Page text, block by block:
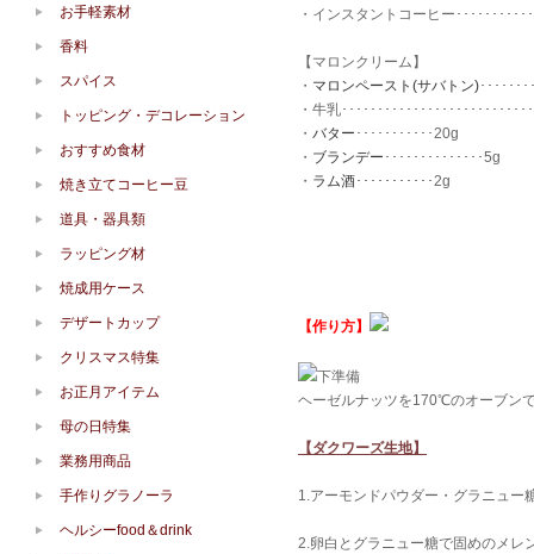
・インスタントコーヒー･･････････
【マロンクリーム】
・ マロンペースト(サバトン)･･････
・牛乳･･････････････････････････
・ バター ･･･････････20g
・ ブランデー ･･････････････5g
・ ラム酒･･･････････2g
【作り方】
下準備
ヘーゼルナッツを170℃のオーブン
【ダクワーズ生地】
1.アーモンドパウダー・グラニュー
2.卵白とグラニュー糖で固めのメレ
お手軽素材
香料
スパイス
トッピング・デコレーション
おすすめ食材
焼き立てコーヒー豆
道具・器具類
ラッピング材
焼成用ケース
デザートカップ
クリスマス特集
お正月アイテム
母の日特集
業務用商品
手作りグラノーラ
ヘルシーfood＆drink